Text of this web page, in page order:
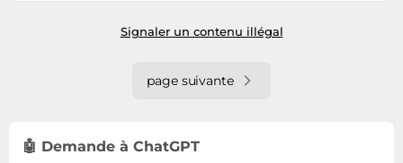
page suivante
Signaler un contenu illégal
🤖 Demande à ChatGPT